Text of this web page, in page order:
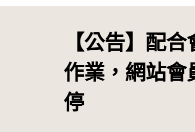
【公告】配
作業，網站會
停